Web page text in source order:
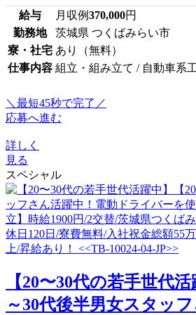
給与 月収例370,000円
勤務地
茨城県 つくばみらい市
寮・社宅 あり（無料）
仕事内容 組立・組み立て / 自動車系
＼最短45秒で完了／
応募へ進む
詳しく
見る
スペシャル
【20〜30代の若手世代
～30代後半男女スタッ